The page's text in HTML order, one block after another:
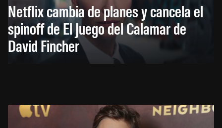
Netflix cambia de planes y cancela el
spinoff de El Juego del Calamar de
David Fincher